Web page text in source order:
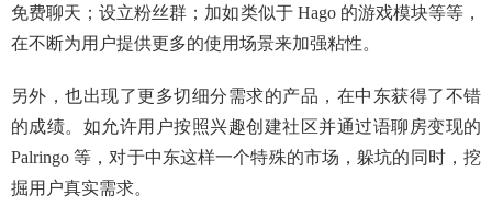
免费聊天；设立粉丝群；加如类似于 Hago 的游戏模块等等，
在不断为用户提供更多的使用场景来加强粘性。
另外，也出现了更多切细分需求的产品，在中东获得了不错
的成绩。如允许用户按照兴趣创建社区并通过语聊房变现的
Palringo 等，对于中东这样一个特殊的市场，躲坑的同时，挖
掘用户真实需求。